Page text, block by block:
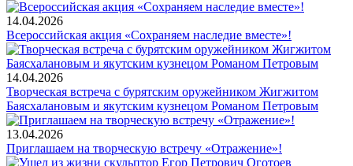
14.04.2026
Всероссийская акция «Сохраняем наследие вместе»!
14.04.2026
Творческая встреча с бурятским оружейником Жигжитом
Баясхалановым и якутским кузнецом Романом Петровым
13.04.2026
Приглашаем на творческую встречу «Отражение»!